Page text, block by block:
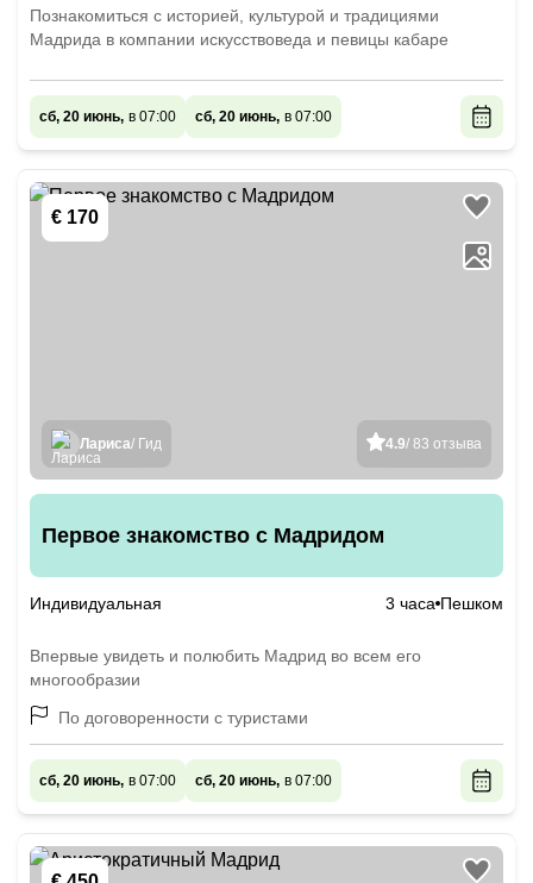
Познакомиться с историей, культурой и традициями
Мадрида в компании искусствоведа и певицы кабаре
сб, 20 июнь, в 07:00 сб, 20 июнь, в 07:00
€ 170
4.9/ 83 отзыва
Лариса/ Гид
Первое знакомство с Мадридом
Индивидуальная 3 часа Пешком
Впервые увидеть и полюбить Мадрид во всем его
многообразии
По договоренности с туристами
сб, 20 июнь, в 07:00 сб, 20 июнь, в 07:00